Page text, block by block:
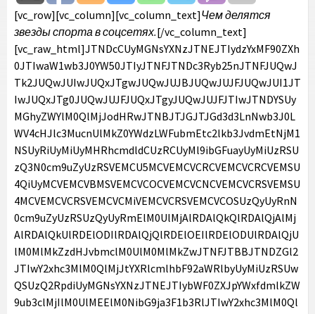
[vc_row][vc_column][vc_column_text]Чем делятся
звезды спорта в соцсетях.[/vc_column_text][vc_raw_html]JTNDcCUyMGNsYXNzJTNEJTIydzYxMF90ZXh0JTIwaW1wb3J0YW50JTIyJTNFJTNDc3Ryb25nJTNFJUQwJTk2JUQwJUIwJUQxJTgwJUQwJUJBJUQwJUJFJUQwJUI1JTIwJUQxJTg0JUQwJUJFJUQxJTgyJUQwJUJFJTIwJTNDYSUyMGhyZWYlM0QlMjJodHRwJTNBJTJGJTJGd3d3LnNwb3J0LWV4cHJlc3MucnUlMkZ0YWdzLWFubmEtc2lkb3JvdmEtNjM1NSUyRiUyMiUyMHRhcmdldCUzRCUyMl9ibGFuayUyMiUzRSUzQ3N0cm9uZyUzRSVEMCU5MCVEMCVCRCVEMCVCRCVEMSU4QiUyMCVEMCVBMSVEMCVCOCVEMCVCNCVEMCVCRSVEMSU4MCVEMCVCRSVEMCVCMiVEMCVCRSVEMCVCOSUzQyUyRnN0cm9uZyUzRSUzQyUyRmElM0UlMjAlRDAlQkQlRDAlQjAlMjAlRDAlQkUlRDElODIlRDAlQjQlRDElOEIlRDElODUlRDAlQjUlM0MlMkZzdHJvbmclM0UlM0MlMkZwJTNFJTBBJTNDZGl2JTIwY2xhc3MlM0QlMjJtYXRlcmlhbF92aWRlbyUyMiUzRSUwQSUzQ2RpdiUyMGNsYXNzJTNEJTIybWF0ZXJpYWxfdmlkZW9ub3clMjIlM0UlMEElM0NibG9ja3F1b3RlJTIwY2xhc3MlM0QlMjJpbnN0YWdyYW0tbWVkaWElMjIlMjBkYXRhLWluc3Rncm0tY2FwdGlvbmVkJTNEJTIyJTIyJTIwZGF0YS1pbnN0Z3JtLXBlcm1hbGluayUzRCUyMmh0dHBzJTNBJTJGJTJGd3d3Lmluc3RhZ3JhbS5jb20lMkZwJTJGQnlkR1BQMmk3NHMlMkYlMjIlMjBkYXRhLWluc3Rncm0tdmVyc2lvbiUzRCUyMjEyJTIyJTIwc3R5bGUlM0QlMjJiYWNrZ3JvdW5kJTNBJTIzRkZGJTNCJTIwYm9yZGVyJTNBMCUzQiUyMGJvcmRlci1yYWRpdXMlM0EzcHglM0IlMjBib3gtc2hhZG93JTNBMCUyMDAlMjAxcHglMjAwJTIwcmdiYSUyODAlMkMwJTJDMCUyQzAuNSUyOSUyQzAlMjAxcHglMjAxMHB4JTIwMCUyMHJnYmElMjgwJTJDMCUyQzAlMkMwLjE1JTI5JTNCJTIwbWFyZ2luJTNBJTIwMXB4JTNCJTIwbWF4LXdpZHRoJTNBNTQwcHglM0IlMjBtaW4td2lkdGglM0EzMjZweCUzQiUyMHBhZGRpbmclM0EwJTNCJTIwd2lkdGglM0E5OS4zNzUlMjUlM0IlMjB3aWR0aCUzQS13ZWJraXQtY2FsYyUyODEwMCUyNSUyMC0lMjAycHglMjklM0IlMjB3aWR0aCUzQWNhbGMlMjgxMDAlMjUlMjAtJTIwMnB4JTI5JTNCJTIyJTNFJTBBJTNDZGl2JTIwc3R5bGUlM0QlMjJwYWRkaW5nJTNBMTZweCUzQiUyMiUzRSUwQSUzQ2RpdiUyMHN0eWxlJTNEJTIyZGlzcGxheSUzQSUyMGZsZXglM0IlMjBmbGV4LWRpcmVjdGlvbiUzQSUyMHJvdyUzQiUyMGFsaWduLWl0ZW1zJTNBJTIwY2VudGVyJTNCJTIyJTNFJTBBJTNDZGl2JTIwc3R5bGUlM0QlMjJiYWNrZ3JvdW5kLWNvbG9yJTNBJTIwJTIzRjRGNEY0JTNCJTIwYm9yZGVyLXJhZGl1cyUzQSUyMDUwJTI1JTNCJTIwZmxleC1ncm93JTNBJTIwMCUzQiUyMGhlaWdodCUzQSUyMDQwcHglM0IlMjBtYXJnaW4tcmlnaHQlM0ElMjAxNHB4JTNCJTIwd2lkdGglM0ElMjA0MHB4JTNCJTIyJTNFJTI2bmJzcCUzQiUzQyUyRmRpdiUzRSUwQSUzQ2RpdiUyMHN0eWxlJTNEJTIyZGlzcGxheSUzQSUyMGZsZXglM0IlMjBmbGV4LWRpcmVjdGlvbiUzQSUyMGNvbHVtbiUzQiUyMGZsZXgtZ3JvdyUzQSUyMDElM0IlMjBqdXN0aWZ5LWNvbnRlbnQlM0ElMjBjZW50ZXIlM0IlMjIlM0UlMEElM0NkaXYlMjBzdHlsZSUzRCUyMmJhY2tncm91bmQtY29sb3IlM0ElMjAlMjNGNEY0RjQlM0IlMjBib3JkZXItcmFkaXVzJTNBJTIwNHB4JTNCJTIwZmxleC1ncm93JTNBJTIwMCUzQiUyMGhlaWdodCUzQSUyMDE0cHglM0IlMjBtYXJnaW4tYm90dG9tJTNBJTIwNnB4JTNCJTIwd2lkdGglM0ElMjAxMDBweCUzQiUyMiUzRSUyNm5ic3AlM0IlM0MlMkZkaXYlM0UlMEElM0NkaXYlMjBzdHlsZSUzRCUyMmJhY2tncm91bmQtY29sb3IlM0ElMjAlMjNGNEY0RjQlM0IlMjBib3JkZXItcmFkaXVzJTNBJTIwNHB4JTNCJTIwZmxleC1ncm93JTNBJTIwMCUzQiUyMGhlaWdodCUzQSUyMDE0cHglM0IlMjB3aWR0aCUzQSUyMDYwcHglM0IlMjIlM0UlMjZuYnNwJTNCJTNDJTJGZGl2JTNFJTBBJTNDJTJGZGl2JTNFJTBBJTNDJTJGZGl2JTNFJTBBJTNDZGl2JTIwc3R5bGUlM0QlMjJwYWRkaW5nJTNBJTIwMTklMjUlMjAwJTNCJTIyJTNFJTI2bmJzcCUzQiUzQyUyRmRpdiUzRSUwQSUzQ2RpdiUyMHN0eWxlJTNEJTIyZGlzcGxheSUzQWJsb2NrJTNCJTIwaGVpZ2h0JTNBNTBweCUzQiUyMG1hcmdpbiUzQTAlMjBhdXRvJTIwMTJweCUzQiUyMHdpZHRoJTNBNTBweCUzQiUyMiUzRSUzQ2ElMjBocmVmJTNEJTIyaHR0cHMlM0ElMkYlMkZ3d3cuaW5zdGFncmFtLmNvbSUyRnAlMkZCeWRHUFAyaTc0cyUyRiUyMiUyMHN0eWxlJTNEJTIyYmFja2dyb3VuZCUzQSUyM0ZGRkZGRiUzQiUyMGxpbmUtaGVpZ2h0JTNBMCUzQiUyMHBhZGRpbmclM0EwJTIwMCUzQiUyMHRleHQtYWxpZ24lM0FjZW50ZXIlM0IlMjB0ZXh0LWRlY29yYXRpb24lM0Fub25lJTNCJTIwd2lkdGglM0ExMDAlMjUlM0IlMjIlMjB0YXJnZXQlM0QlMjJfYmxhbmslMjIlM0UlM0NzdmclMjBoZWlnaHQlM0QlMjI1MHB4JTIyJTIwdmVyc2lvbiUzRCUyMjEuMSUyMiUyMHZpZXdib3glM0QlMjIwJTIwMCUyMDYwJTIwNjAlMjIlMjB3aWR0aCUzRCUyMjUwcHglMjIlMjB4bWxucyUzRCUyMmh0dHBzJTNBJTJGJTJGd3d3LnczLm9yZyUyRjIwMDAlMkZzdmclMjIlM0UlMEElM0NnJTIwZmlsbCUzRCUyMm5vbmUlMjIlMjBmaWxsLXJ1bGUlM0QlMjJldmVub2RkJTIyJTIwc3Ryb2tlJTNEJTIybm9uZSUyMiUyMHN0cm9rZS13aWR0aCUzRCUyMjElMjIlM0UlMEElM0NnJTIwZmlsbCUzRCUyMiUyMzAwMDAwMCUyMiUyMHRyYW5zZm9ybSUzRCUyMnRyYW5zbGF0ZSUyOC01MTEuMDAwMDAwJTJDJTIwLTIwLjAwMDAwMCUyOSUyMiUzRSUwQSUzQ2clM0UlMEElM0NwYXRoJTIwZCUzRCUyMk01NTYuODY5JTJDMzAuNDElMjBDNTU0LjgxNCUyQzMwLjQxJTIwNTUzLjE0OCUyQzMyLjA3NiUyMDU1My4xNDglMkMzNC4xMzElMjBDNTUzLjE0OCUyQzM2LjE4NiUyMDU1NC44MTQlMkMzNy44NTIlMjA1NTYuODY5JTJDMzcuODUyJTIwQzU1OC45MjQlMkMzNy44NTIlMjA1NjAuNTklMkMzNi4xODYlMjA1NjAuNTklMkMzNC4xMzElMjBDNTYwLjU5JTJDMzIuMDc2JTIwNTU4LjkyNCUyQzMwLjQxJTIwNTU2Ljg2OSUyQzMwLjQxJTIwTTU0MSUyQzYwLjY1NyUyMEM1MzUuMTE0JTJDNjAuNjU3JTIwNTMwLjM0MiUyQzU1Ljg4NyUyMDUzMC4zNDIlMkM1MCUyMEM1MzAuMzQyJTJDNDQuMTE0JTIwNTM1LjExNCUyQzM5LjM0MiUyMDU0MSUyQzM5LjM0MiUyMEM1NDYuODg3JTJDMzkuMzQyJTIwNTUxLjY1OCUyQzQ0LjExNCUyMDU1MS42NTglMkM1MCUyMEM1NTEuNjU4JTJDNTUuODg3JTIwNTQ2Ljg4NyUyQzYwLjY1NyUyMDU0MSUyQzYwLjY1NyUyME01NDElMkMzMy44ODYlMjBDNTMyLjElMkMzMy44ODYlMjA1MjQuODg2JTJDNDEuMSUyMDUyNC44ODYlMkM1MCUyMEM1MjQuODg2JTJDNTguODk5JTIwNTMyLjElMkM2Ni4xMTMlMjA1NDElMkM2Ni4xMTMlMjBDNTQ5LjklMkM2Ni4xMTMlMjA1NTcuMTE1JTJDNTguODk5JTIwNTU3LjExNSUyQzUwJTIwQzU1Ny4xMTUlMkM0MS4xJTIwNTQ5LjklMkMzMy44ODYlMjA1NDElMkMzMy44ODYlMjBNNTY1LjM3OCUyQzYyLjEwMSUyMEM1NjUuMjQ0JTJDNjUuMDIyJTIwNTY0Ljc1NiUyQzY2LjYwNiUyMDU2NC4zNDYlMkM2Ny42NjMlMjBDNTYzLjgwMyUyQzY5LjA2JTIwNTYzLjE1NCUyQzcwLjA1NyUyMDU2Mi4xMDYlMkM3MS4xMDYlMjBDNTYxLjA1OCUyQzcyLjE1NSUyMDU2MC4wNiUyQzcyLjgwMyUyMDU1OC42NjIlMkM3My4zNDclMjBDNTU3LjYwNyUyQzczLjc1NyUyMDU1Ni4wMjElMkM3NC4yNDQlMjA1NTMuMTAyJTJDNzQuMzc4JTIwQzU0OS45NDQlMkM3NC41MjElMjA1NDguOTk3JTJDNzQuNTUyJTIwNTQxJTJDNzQuNTUyJTIwQzUzMy4wMDMlMkM3NC41NTIlMjA1MzIuMDU2JTJDNzQuNTIxJTIwNTI4Ljg5OCUyQzc0LjM3OCUyMEM1MjUuOTc5JTJDNzQuMjQ0JTIwNTI0LjM5MyUyQzczLjc1NyUyMDUyMy4zMzglMkM3My4zNDclMjBDNTIxLjk0JTJDNzIuODAzJTIwNTIwLjk0MiUyQzcyLjE1NSUyMDUxOS44OTQlMkM3MS4xMDYlMjBDNTE4Ljg0NiUyQzcwLjA1NyUyMDUxOC4xOTclMkM2OS4wNiUyMDUxNy42NTQlMkM2Ny42NjMlMjBDNTE3LjI0NCUyQzY2LjYwNiUyMDUxNi43NTUlMkM2NS4wMjIlMjA1MTYuNjIzJTJDNjIuMTAxJTIwQzUxNi40NzklMkM1OC45NDMlMjA1MTYuNDQ4JTJDNTcuOTk2JTIwNTE2LjQ0OCUyQzUwJTIwQzUxNi40NDglMkM0Mi4wMDMlMjA1MTYuNDc5JTJDNDEuMDU2JTIwNTE2LjYyMyUyQzM3Ljg5OSUyMEM1MTYuNzU1JTJDMzQuOTc4JTIwNTE3LjI0NCUyQzMzLjM5MSUyMDUxNy42NTQlMkMzMi4zMzglMjBDNTE4LjE5NyUyQzMwLjkzOCUyMDUxOC44NDYlMkMyOS45NDIlMjA1MTkuODk0JTJDMjguODk0JTIwQzUyMC45NDIlMkMyNy44NDYlMjA1MjEuOTQlMkMyNy4xOTYlMjA1MjMuMzM4JTJDMjYuNjU0JTIwQzUyNC4zOTMlMkMyNi4yNDQlMjA1MjUuOTc5JTJDMjUuNzU2JTIwNTI4Ljg5OCUyQzI1LjYyMyUyMEM1MzIuMDU3JTJDMjUuNDc5JTIwNTMzLjAwNCUyQzI1LjQ0OCUyMDU0MSUyQzI1LjQ0OCUyMEM1NDguOTk3JTJDMjUuNDQ4JTIwNTQ5Ljk0MyUyQzI1LjQ3OSUyMDU1My4xMDIlMkMyNS42MjMlMjBDNTU2LjAyMSUyQzI1Ljc1NiUyMDU1Ny42MDclMkMyNi4yNDQlMjA1NTguNjYyJTJDMjYuNjU0JTIwQzU2MC4wNiUyQzI3LjE5NiUyMDU2MS4wNTglMkMyNy44NDYlMjA1NjIuMTA2JTJDMjguODk0JTIwQzU2My4xNTQlMkMyOS45NDIlMjA1NjMuODAzJTJDMzAuOTM4JTIwNTY0LjM0NiUyQzMyLjMzOCUyMEM1NjQuNzU2JTJDMzMuMzkxJTIwNTY1LjI0NCUyQzM0Ljk3OCUyMDU2NS4zNzglMkMzNy44OTklMjBDNTY1LjUyMiUyQzQxLjA1NiUyMDU2NS41NTIlMkM0Mi4wMDMlMjA1NjUuNTUyJTJDNTAlMjBDNTY1LjU1MiUyQzU3Ljk5NiUyMDU2NS41MjIlMkM1OC45NDMlMjA1NjUuMzc4JTJDNjIuMTAxJTIwTTU3MC44MiUyQzM3LjYzMSUyMEM1NzAuNjc0JTJDMzQuNDM4JTIwNTcwLjE2NyUyQzMyLjI1OCUyMDU2OS40MjUlMkMzMC4zNDklMjBDNTY4LjY1OSUyQzI4LjM3NyUyMDU2Ny42MzMlMkMyNi43MDIlMjA1NjUuOTY1JTJDMjUuMDM1JTIwQzU2NC4yOTclMkMyMy4zNjglMjA1NjIuNjIzJTJDMjIuMzQyJTIwNTYwLjY1MiUyQzIxLjU3NSUyMEM1NTguNzQzJTJDMjAuODM0JTIwNTU2LjU2MiUyQzIwLjMyNiUyMDU1My4zNjklMkMyMC4xOCUyMEM1NTAuMTY5JTJDMjAuMDMzJTIwNTQ5LjE0OCUyQzIwJTIwNTQxJTJDMjAlMjBDNTMyLjg1MyUyQzIwJTIwNTMxLjgzMSUyQzIwLjAzMyUyMDUyOC42MzElMkMyMC4xOCUyMEM1MjUuNDM4JTJDMjAuMzI2JTIwNTIzLjI1NyUyQzIwLjgzNCUyMDUyMS4zNDklMkMyMS41NzUlMjBDNTE5LjM3NiUyQzIyLjM0MiUyMDUxNy43MDMlMkMyMy4zNjglMjA1MTYuMDM1JTJDMjUuMDM1JTIwQzUxNC4zNjglMkMyNi43MDIlMjA1MTMuMzQyJTJDMjguMzc3JTIwNTEyLjU3NCUyQzMwLjM0OSUyMEM1MTEuODM0JTJDMzIuMjU4JTIwNTExLjMyNiUyQzM0LjQzOCUyMDUxMS4xODElMkMzNy42MzElMjBDNTExLjAzNSUyQzQwLjgzMSUyMDUxMSUyQzQxLjg1MSUyMDUxMSUyQzUwJTIwQzUxMSUyQzU4LjE0NyUyMDUxMS4wMzUlMkM1OS4xNyUyMDUxMS4xODElMkM2Mi4zNjklMjBDNTExLjMyNiUyQzY1LjU2MiUyMDUxMS44MzQlMkM2Ny43NDMlMjA1MTIuNTc0JTJDNjkuNjUxJTIwQzUxMy4zNDIlMkM3MS42MjUlMjA1MTQuMzY4JTJDNzMuMjk2JTIwNTE2LjAzNSUyQzc0Ljk2NSUyMEM1MTcuNzAzJTJDNzYuNjM0JTIwNTE5LjM3NiUyQzc3LjY1OCUyMDUyMS4zNDklMkM3OC40MjUlMjBDNTIzLjI1NyUyQzc5LjE2NyUyMDUyNS40MzglMkM3OS42NzMlMjA1MjguNjMxJTJDNzkuODIlMjBDNTMxLjgzMSUyQzc5Ljk2NSUyMDUzMi44NTMlMkM4MC4wMDElMjA1NDElMkM4MC4wMDElMjBDNTQ5LjE0OCUyQzgwLjAwMSUyMDU1MC4xNjklMkM3OS45NjUlMjA1NTMuMzY5JTJDNzkuODIlMjBDNTU2LjU2MiUyQzc5LjY3MyUyMDU1OC43NDMlMkM3OS4xNjclMjA1NjAuNjUyJTJDNzguNDI1JTIwQzU2Mi42MjMlMkM3Ny42NTglMjA1NjQuMjk3JTJDNzYuNjM0JTIwNTY1Ljk2NSUyQzc0Ljk2NSUyMEM1NjcuNjMzJTJDNzMuMjk2JTIwNTY4LjY1OSUyQzcxLjYyNSUyMDU2OS40MjUlMkM2OS42NTElMjBDNTcwLjE2NyUyQzY3Ljc0MyUyMDU3MC42NzQlMkM2NS41NjIlMjA1NzAuODIlMkM2Mi4zNjklMjBDNTcwLjk2NiUyQzU5LjE3JTIwNTcxJTJDNTguMTQ3JTIwNTcxJTJDNTAlMjBDNTcxJTJDNDEuODUxJTIwNTcwLjk2NiUyQzQwLjgzMSUyMDU3MC44MiUyQzM3LjYzMSUyMiUzRSUzQyUyRnBhdGglM0UlMEElM0MlMkZnJTNFJTBBJTNDJTJGZyUzRSUwQSUzQyUyRmclM0UlMEElM0MlMkZzdmclM0UlM0MlMkZhJTNFJTNDJTJGZGl2JTNFJTBBJTNDZGl2JTIwc3R5bGUlM0QlMjJwYWRkaW5nLXRvcCUzQSUyMDhweCUzQiUyMiUzRSUwQSUzQ2RpdiUyMHN0eWxlJTNEJTIyY29sb3IlM0ElMjMzODk3ZjAlM0IlMjBmb250LWZhbWlseSUzQUFyaWFsJTJDc2Fucy1zZXJpZiUzQiUyMGZvbnQtc2l6ZSUzQTE0cHglM0IlMjBmb250LXN0eWxlJTNBbm9ybWFsJTNCJTIwZm9udC13ZWlnaHQlM0E1NTAlM0IlMjBsaW5lLWhlaWdodCUzQTE4cHglM0IlMjIlM0UlM0NhJTIwaHJlZiUzRCUyMmh0dHBzJTNBJTJGJTJGd3d3Lmluc3RhZ3JhbS5jb20lMkZwJTJGQnlkR1BQMmk3NHMlMkYlMjIlMjBzdHlsZSUzRCUyMmJhY2tncm91bmQlM0ElMjNGRkZGRkYlM0IlMjBsaW5lLWhlaWdodCUzQTAlM0IlMjBwYWRkaW5nJTNBMCUyMDAlM0IlMjB0ZXh0LWFsaWduJTNBY2VudGVyJTNCJTIwdGV4dC1kZWNvcmF0aW9uJTNBbm9uZSUzQiUyMHdpZHRoJTNBMTAwJTI1JTNCJTIyJTIwdGFyZ2V0JTNEJTIyX2JsYW5rJTIyJTNFJUQwJTlGJUQwJUJFJUQxJTgxJUQwJUJDJUQwJUJFJUQxJTgyJUQxJTgwJUQwJUI1JUQxJTgyJUQxJThDJTIwJUQxJThEJUQxJTgyJUQxJTgzJTIwJUQwJUJGJUQxJTgzJUQwJUIxJUQwJUJCJUQwJUI4JUQwJUJBJUQwJUIwJUQxJTg2JUQwJUI4JUQxJThFJTIwJUQwJUIyJTIwSW5zdGFncmFtJTNDJTJGYSUzRSUzQyUyRmRpdiUzRSUwQSUzQyUyRmRpdiUzRSUwQSUzQ2RpdiUyMHN0eWxlJTNEJTIycGFkZGluZyUzQSUyMDEyLjUlMjUlMjAwJTNCJTIyJTNFJTI2bmJzcCUzQiUzQyUyRmRpdiUzRSUwQSUzQ2RpdiUyMHN0eWxlJTNEJTIyZGlzcGxheSUzQSUyMGZsZXglM0IlMjBmbGV4LWRpcmVjdGlvbiUzQSUyMHJvdyUzQiUyMG1hcmdpbi1ib3R0b20lM0ElMjAxNHB4JTNCJTIwYWxpZ24taXRlbXMlM0ElMjBjZW50ZXIlM0IlMjIlM0UlMEElM0NkaXYlM0UlMEElM0NkaXYlMjBzdHlsZSUzRCUyMmJhY2tncm91bmQtY29sb3IlM0ElMjAlMjNGNEY0RjQlM0IlMjBib3JkZXItcmFkaXVzJTNBJTIwNTAlMjUlM0IlMjBoZWlnaHQlM0ElMjAxMi41cHglM0IlMjB3aWR0aCUzQSUyMDEyLjVweCUzQiUyMHRyYW5zZm9ybSUzQSUyMHRyYW5zbGF0ZVglMjgwcH